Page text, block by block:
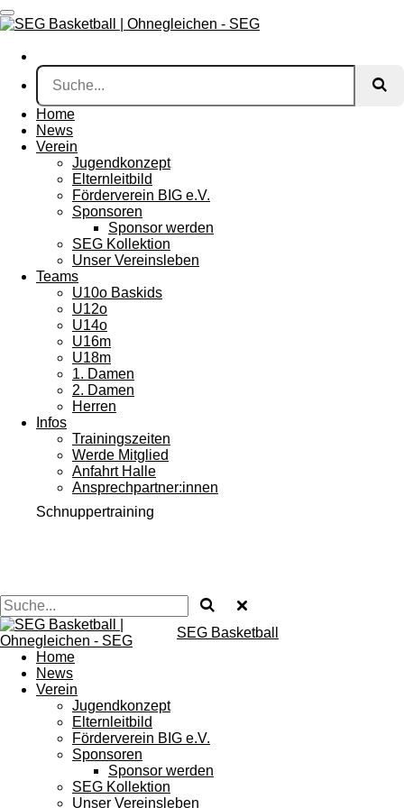
Zum
Hauptinhalt
Home
News
Verein
Jugendkonzept
Elternleitbild
Förderverein BIG e.V.
Sponsoren
Sponsor werden
SEG Kollektion
Unser Vereinsleben
Teams
U10o Baskids
U12o
U14o
U16m
U18m
1. Damen
2. Damen
Herren
Infos
Trainingszeiten
Werde Mitglied
Anfahrt Halle
Ansprechpartner:innen
Schnuppertraining
SEG Basketball
Home
News
Verein
Jugendkonzept
Elternleitbild
Förderverein BIG e.V.
Sponsoren
Sponsor werden
SEG Kollektion
Unser Vereinsleben